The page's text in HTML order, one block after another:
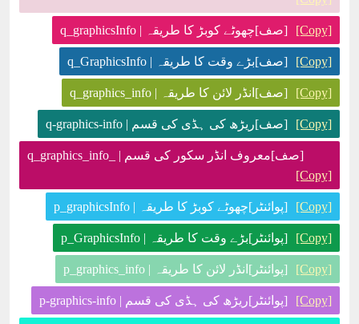
[صف]چھوٹے کوبڑ کا طریقہ | q_graphicsInfo [Copy]
[صف]بڑے وقت کا طریقہ | q_GraphicsInfo [Copy]
[صف]انڈر لائن کا طریقہ | q_graphics_info [Copy]
[صف]ریڑھ کی ہڈی کی قسم | q-graphics-info [Copy]
[صف]معروف انڈر سکور کی قسم | _q_graphics_info
[Copy]
[پوائنٹر]چھوٹے کوبڑ کا طریقہ | p_graphicsInfo [Copy]
[پوائنٹر]بڑے وقت کا طریقہ | p_GraphicsInfo [Copy]
[پوائنٹر]انڈر لائن کا طریقہ | p_graphics_info [Copy]
[پوائنٹر]ریڑھ کی ہڈی کی قسم | p-graphics-info [Copy]